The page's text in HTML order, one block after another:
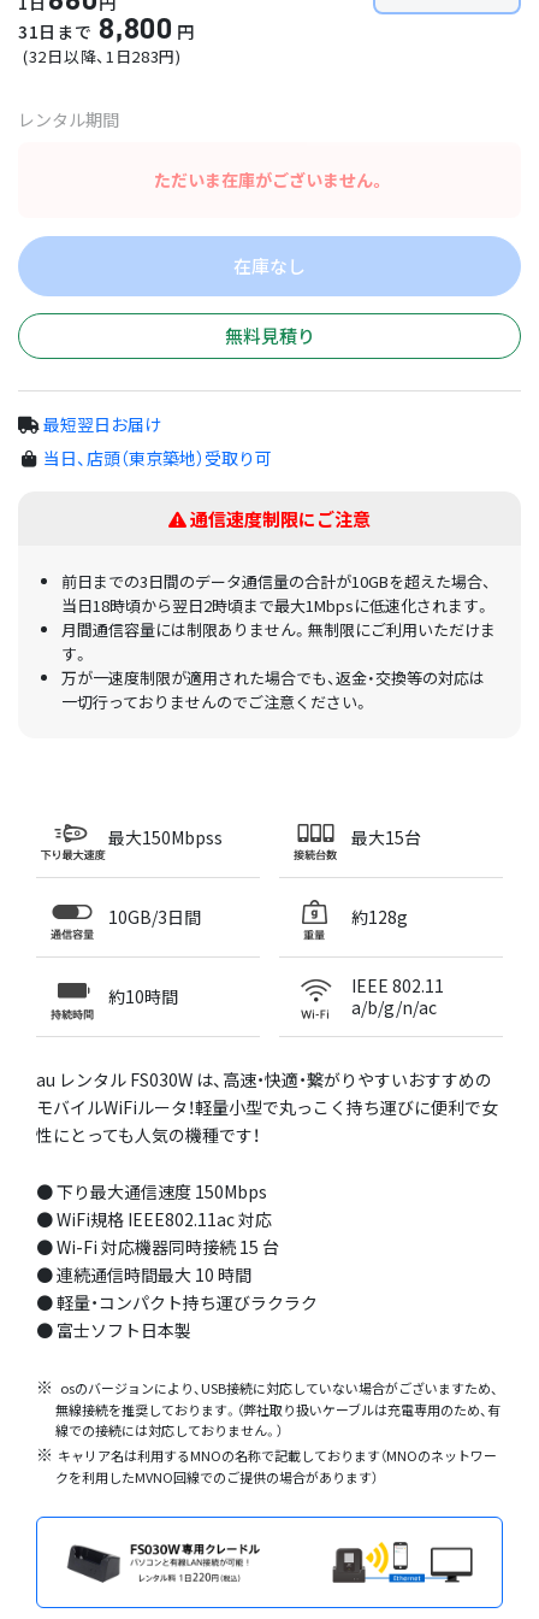
31日まで 8,800 円
(32日以降、1日283円)
レンタル期間
ただいま在庫がございません。
在庫なし
無料見積り
最短翌日お届け
当日、店頭（東京築地）受取り可
通信速度制限にご注意
前日までの3日間のデータ通信量の合計が10GBを超えた場合、
当日18時頃から翌日2時頃まで最大1Mbpsに低速化されます。
月間通信容量には制限ありません。無制限にご利用いただけま
す。
万が一速度制限が適用された場合でも、返金・交換等の対応は
一切行っておりませんのでご注意ください。
最大150Mbpss 最大15台
10GB/3日間 約128g
約10時間
IEEE 802.11
a/b/g/n/ac
au レンタル FS030W は、高速・快適・繋がりやすいおすすめの
モバイルWiFiルータ！軽量小型で丸っこく持ち運びに便利で女
性にとっても人気の機種です！
● 下り最大通信速度 150Mbps
● WiFi規格 IEEE802.11ac 対応
● Wi-Fi 対応機器同時接続 15 台
● 連続通信時間最大 10 時間
● 軽量・コンパクト持ち運びラクラク
● 富士ソフト日本製
osのバージョンにより、USB接続に対応していない場合がございますため、
無線接続を推奨しております。（弊社取り扱いケーブルは充電専用のため、有
線での接続には対応しておりません。）
キャリア名は利用するMNOの名称で記載しております（MNOのネットワー
クを利用したMVNO回線でのご提供の場合があります）